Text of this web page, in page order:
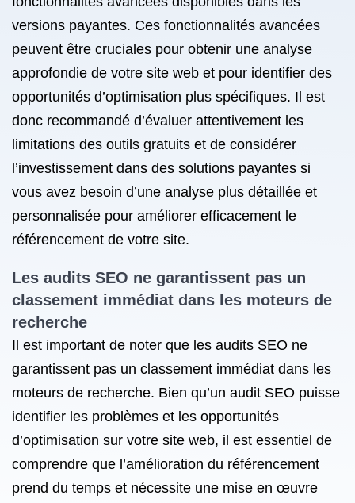
versions payantes. Ces fonctionnalités avancées
peuvent être cruciales pour obtenir une analyse
approfondie de votre site web et pour identifier des
opportunités d’optimisation plus spécifiques. Il est
donc recommandé d’évaluer attentivement les
limitations des outils gratuits et de considérer
l’investissement dans des solutions payantes si
vous avez besoin d’une analyse plus détaillée et
personnalisée pour améliorer efficacement le
référencement de votre site.
Les audits SEO ne garantissent pas un
classement immédiat dans les moteurs de
recherche
Il est important de noter que les audits SEO ne
garantissent pas un classement immédiat dans les
moteurs de recherche. Bien qu’un audit SEO puisse
identifier les problèmes et les opportunités
d’optimisation sur votre site web, il est essentiel de
comprendre que l’amélioration du référencement
prend du temps et nécessite une mise en œuvre